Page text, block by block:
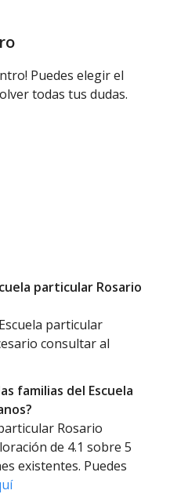
Puedes elegir el
todas tus dudas.
particular Rosario
particular
consultar al
familias del Escuela
Rosario
de 4.1 sobre 5
existentes. Puedes